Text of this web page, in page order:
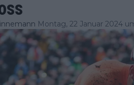
Montag, 22 Januar 2024